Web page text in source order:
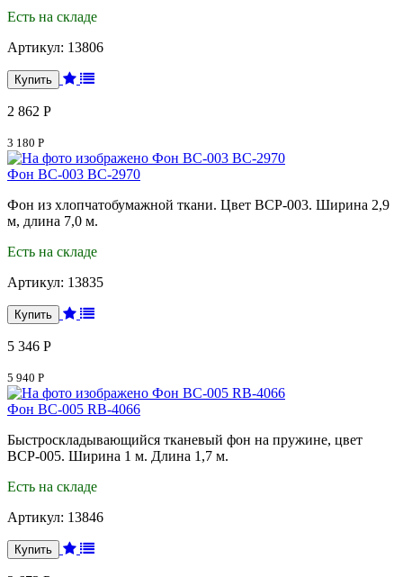
Есть на складе
Артикул: 13806
2 862 Р
3 180 Р
Фон BC-003 ВС-2970
Фон из хлопчатобумажной ткани. Цвет BCP-003. Ширина 2,9
м, длина 7,0 м.
Есть на складе
Артикул: 13835
5 346 Р
5 940 Р
Фон BC-005 RB-4066
Быстроскладывающийся тканевый фон на пружине, цвет
BCP-005. Ширина 1 м. Длина 1,7 м.
Есть на складе
Артикул: 13846